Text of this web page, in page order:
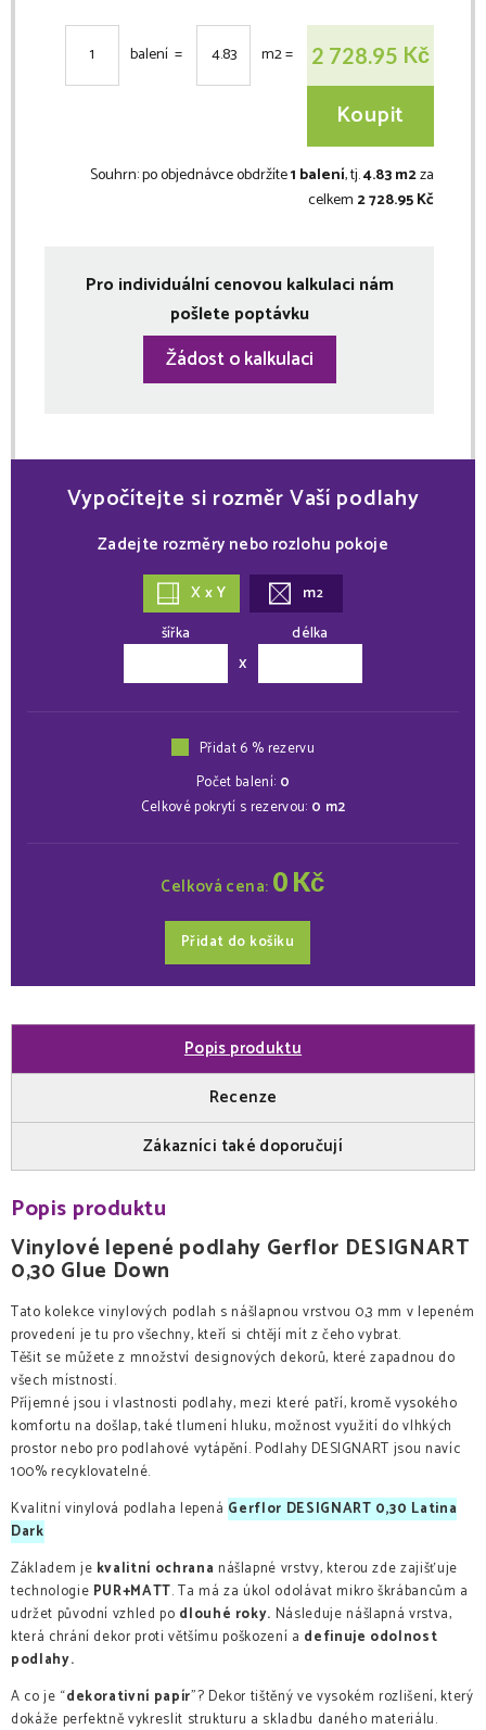
balení = m2= 2 728.95 Kč
Koupit
Souhrn:po objednávce obdržíte1 balení, tj.4.83 m2za
celkem 2 728.95 Kč
Pro individuální cenovou kalkulaci nám
pošlete poptávku
Žádost o kalkulaci
Vypočítejte si rozměr Vaší podlahy
Zadejte rozměry nebo rozlohu pokoje
X x Y m2
šířka
x
délka
Přidat 6 % rezervu
Počet balení: 0
Celkové pokrytí s rezervou: 0 m2
Celková cena: 0Kč
Přidat do košíku
Popis produktu
Recenze
Zákazníci také doporučují
Popis produktu
Vinylové lepené podlahy Gerflor DESIGNART
0,30 Glue Down
Tato kolekce vinylových podlah s nášlapnou vrstvou 0,3 mm v lepeném
provedení je tu pro všechny, kteří si chtějí mít z čeho vybrat.
Těšit se můžete z množství designových dekorů, které zapadnou do
všech místností.
Příjemné jsou i vlastnosti podlahy, mezi které patří, kromě vysokého
komfortu na došlap, také tlumení hluku, možnost využití do vlhkých
prostor nebo pro podlahové vytápění. Podlahy DESIGNART jsou navíc
100% recyklovatelné.
Kvalitní vinylová podlaha lepená Gerflor DESIGNART 0,30 Latina
Dark
Základem je kvalitní ochrana nášlapné vrstvy, kterou zde zajišťuje
technologie PUR+MATT. Ta má za úkol odolávat mikro škrábancům a
udržet původní vzhled po dlouhé roky. Následuje nášlapná vrstva,
která chrání dekor proti většímu poškození a definuje odolnost
podlahy.
A co je “dekorativní papír”? Dekor tištěný ve vysokém rozlišení, který
dokáže perfektně vykreslit strukturu a skladbu daného materiálu.